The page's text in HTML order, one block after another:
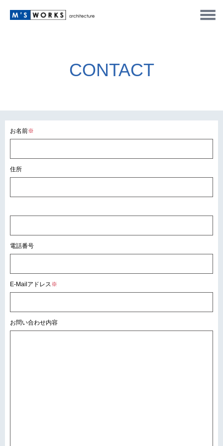
CONTACT
お名前※
住所
電話番号
E-Mailアドレス※
お問い合わせ内容